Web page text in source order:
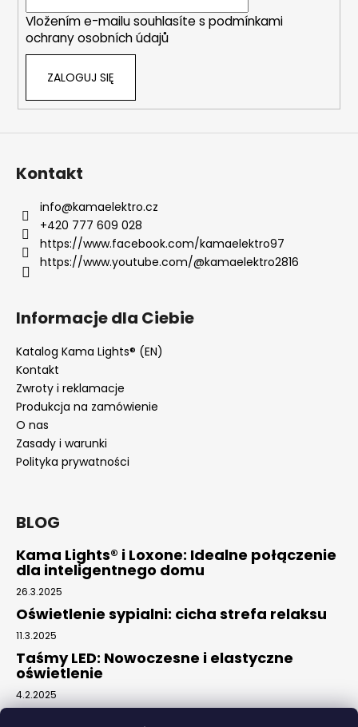
s
t
Vložením e-mailu souhlasíte s podmínkami
ochrany osobních údajů
ZALOGUJ SIĘ
Kontakt
info@kamaelektro.cz
+420 777 609 028
https://www.facebook.com/kamaelektro97
https://www.youtube.com/@kamaelektro2816
Informacje dla Ciebie
Katalog Kama Lights® (EN)
Kontakt
Zwroty i reklamacje
Produkcja na zamówienie
O nas
Zasady i warunki
Polityka prywatności
BLOG
Kama Lights® i Loxone: Idealne połączenie
dla inteligentnego domu
26.3.2025
Oświetlenie sypialni: cicha strefa relaksu
11.3.2025
Taśmy LED: Nowoczesne i elastyczne
oświetlenie
4.2.2025